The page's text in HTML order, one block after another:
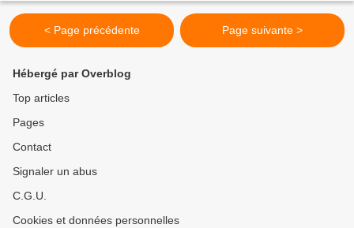
< Page précédente Page suivante >
Hébergé par Overblog
Top articles
Pages
Contact
Signaler un abus
C.G.U.
Cookies et données personnelles